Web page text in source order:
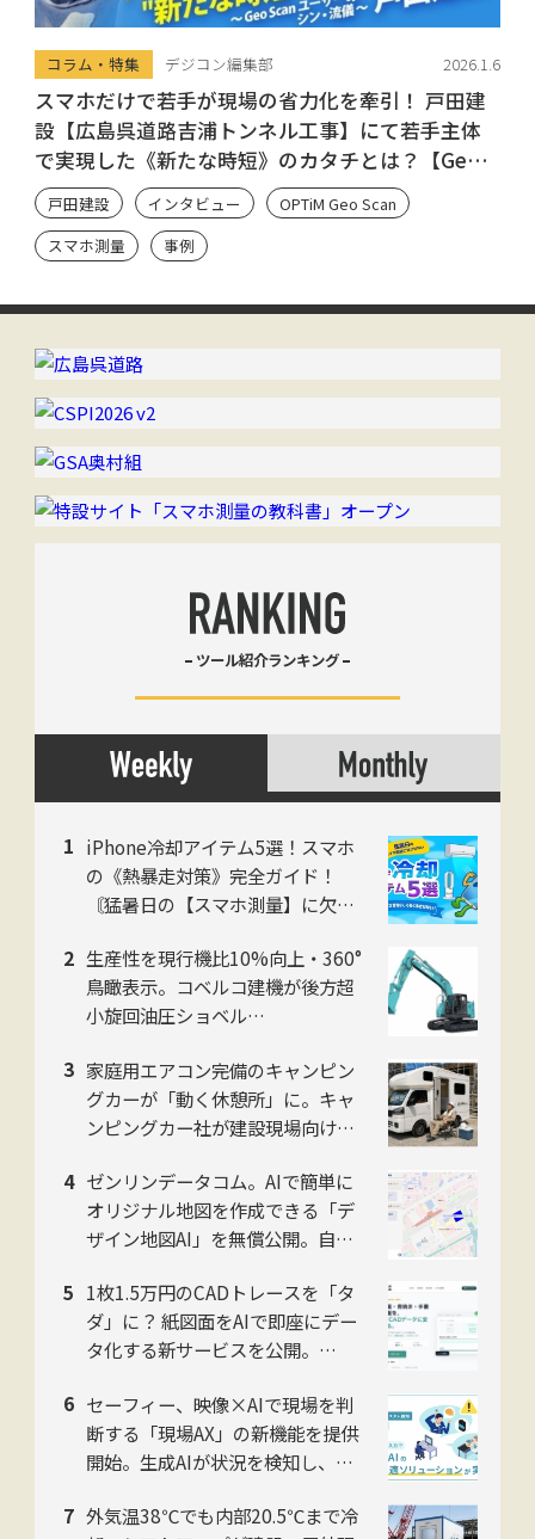
コラム・特集 デジコン編集部 2026.1.6
スマホだけで若手が現場の省力化を牽引！ 戸田建
設【広島呉道路吉浦トンネル工事】にて若手主体
で実現した《新たな時短》のカタチとは？【Geo
Scan ユーザーのシン・流儀】
戸田建設 インタビュー
OPTiM Geo Scan
スマホ測量
事例
ツール紹介ランキング
iPhone冷却アイテム5選！スマホ
の《熱暴走対策》完全ガイド！
〘猛暑日の【スマホ測量】に欠か
生産性を現行機比10%向上・360°
鳥瞰表示。コベルコ建機が後方超
小旋回油圧ショベル
売開始
家庭用エアコン完備のキャンピン
グカーが「動く休憩所」に。キャ
ンピングカー社が建設現場向け法
ゼンリンデータコム。AIで簡単に
オリジナル地図を作成できる「デ
ザイン地図AI」を無償公開。自然
1枚1.5万円のCADトレースを「タ
ダ」に？ 紙図面をAIで即座にデー
タ化する新サービスを公開。
セーフィー、映像×AIで現場を判
断する「現場AX」の新機能を提供
開始。生成AIが状況を検知し、過
外気温38℃でも内部20.5℃まで冷